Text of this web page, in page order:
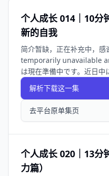
个人成长 014｜10分
新的自我
简介暂缺，正在补充中，
temporarily unavailable
は現在準備中です。近日中
解析下载这一集
去平台原单集页
个人成长 020｜13分
力篇）